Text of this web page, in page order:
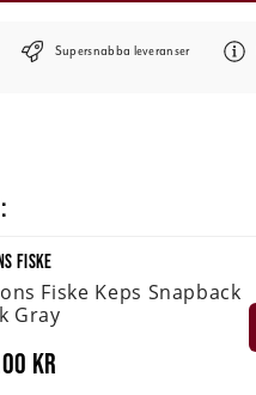
Supersnabba leveranser
FISKE
Fiske Keps Snapback
Gray
kr